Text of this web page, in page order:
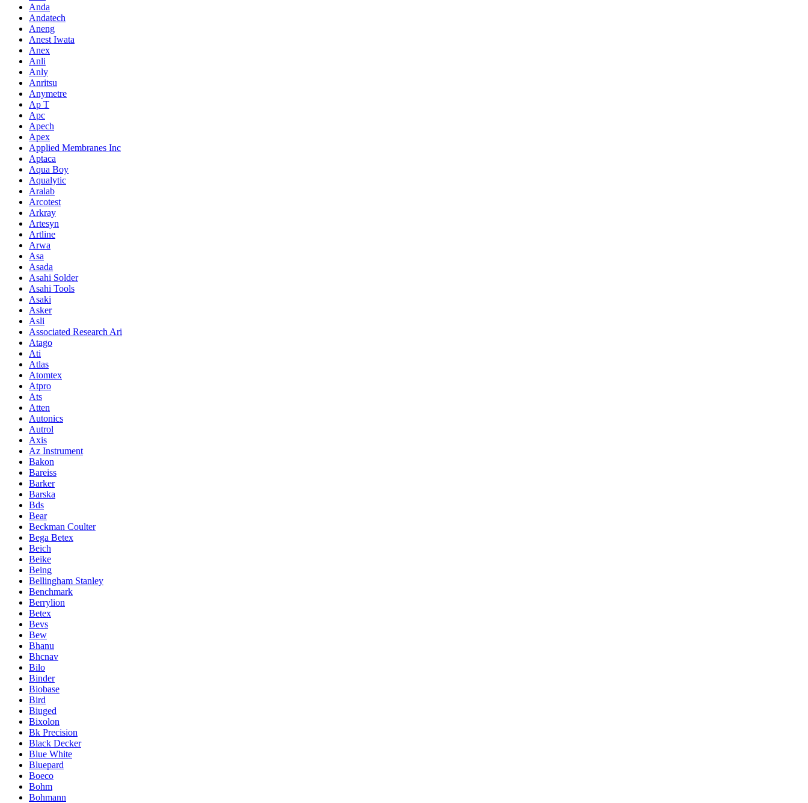
Anda
Andatech
Aneng
Anest Iwata
Anex
Anli
Anly
Anritsu
Anymetre
Ap T
Apc
Apech
Apex
Applied Membranes Inc
Aptaca
Aqua Boy
Aqualytic
Aralab
Arcotest
Arkray
Artesyn
Artline
Arwa
Asa
Asada
Asahi Solder
Asahi Tools
Asaki
Asker
Asli
Associated Research Ari
Atago
Ati
Atlas
Atomtex
Atpro
Ats
Atten
Autonics
Autrol
Axis
Az Instrument
Bakon
Bareiss
Barker
Barska
Bds
Bear
Beckman Coulter
Bega Betex
Beich
Beike
Being
Bellingham Stanley
Benchmark
Berrylion
Betex
Bevs
Bew
Bhanu
Bhcnav
Bilo
Binder
Biobase
Bird
Biuged
Bixolon
Bk Precision
Black Decker
Blue White
Bluepard
Boeco
Bohm
Bohmann